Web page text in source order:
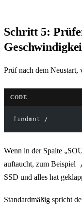
Schritt 5:
Prüf nach dem
CODE
findmnt /
Wenn in der Spalte
auftaucht, zum Beispiel
SSD und alles hat
Standardmäßig spricht